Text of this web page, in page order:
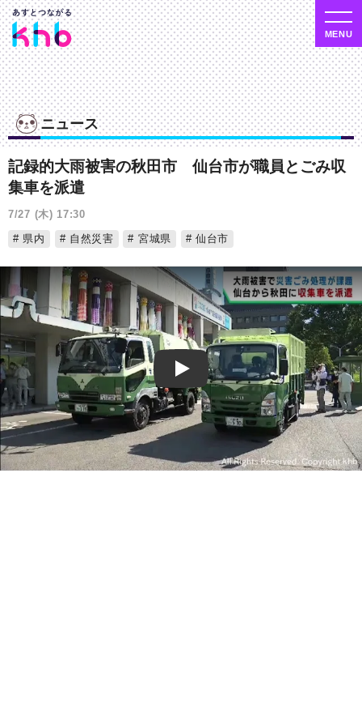
ニュース
記録的大雨被害の秋田市 仙台市が職員とごみ収
集車を派遣
7/27 (木) 17:30
県内
自然災害 宮城県 仙台市
Play